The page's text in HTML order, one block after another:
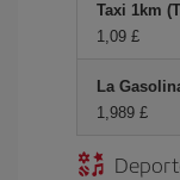
Taxi 1km
1,09 £
La
1,989 £